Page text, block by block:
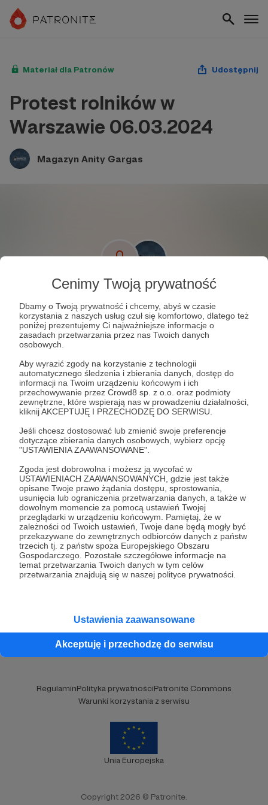
Cenimy Twoją prywatność
Dbamy o Twoją prywatność i chcemy, abyś w czasie
korzystania z naszych usług czuł się komfortowo, dlatego też
poniżej prezentujemy Ci najważniejsze informacje o
zasadach przetwarzania przez nas Twoich danych
osobowych.
Aby wyrazić zgody na korzystanie z technologii
automatycznego śledzenia i zbierania danych, dostęp do
informacji na Twoim urządzeniu końcowym i ich
przechowywanie przez Crowd8 sp. z o.o. oraz podmioty
zewnętrzne, które wspierają nas w prowadzeniu działalności,
kliknij AKCEPTUJĘ I PRZECHODZĘ DO SERWISU.
Jeśli chcesz dostosować lub zmienić swoje preferencje
dotyczące zbierania danych osobowych, wybierz opcję
"USTAWIENIA ZAAWANSOWANE".
Zgoda jest dobrowolna i możesz ją wycofać w
USTAWIENIACH ZAAWANSOWANYCH, gdzie jest także
opisane Twoje prawo żądania dostępu, sprostowania,
usunięcia lub ograniczenia przetwarzania danych, a także w
dowolnym momencie za pomocą ustawień Twojej
przeglądarki w urządzeniu końcowym. Pamiętaj, że w
zależności od Twoich ustawień, Twoje dane będą mogły być
przekazywane do zewnętrznych odbiorców danych z państw
trzecich tj. z państw spoza Europejskiego Obszaru
Gospodarczego. Pozostałe szczegółowe informacje na
temat przetwarzania Twoich danych w tym celów
przetwarzania znajdują się w naszej polityce prywatności.
Ustawienia zaawansowane
Akceptuję i przechodzę do serwisu
Materiał dla Patronów Udostępnij
Protest rolników w
Warszawie 06.03.2024
Magazyn Anity Gargas
0wyświetleń
Interwencja policji pod sejmem.
Komentarze
Brak komentarzy...
Dodatkowe produkty
Pomoc
RegulaminPolityka prywatnościPatronite Commons
Warunki korzystania z serwisu
Unia Europejska
Copyright 2026 © Patronite.